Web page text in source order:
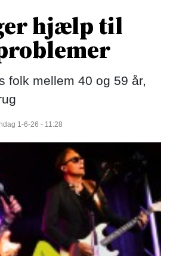
hjælp til
folk mellem 40 og 59 år,
1-6-26 - 11:28